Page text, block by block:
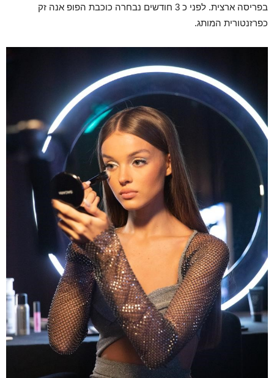
בפריסה ארצית. לפני כ 3 חודשים נבחרה כוכבת הפופ אנה זק
כפרזנטורית המותג.